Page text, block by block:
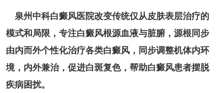
泉州中科白癜风医院改变传统仅从皮肤表层治疗的
模式和局限，专注白癜风根源血液与脏腑，源根同步
由内而外个性化治疗各类白癜风，同步调整机体内环
境，内外兼治，促进白斑复色，帮助白癜风患者摆脱
疾病困扰。